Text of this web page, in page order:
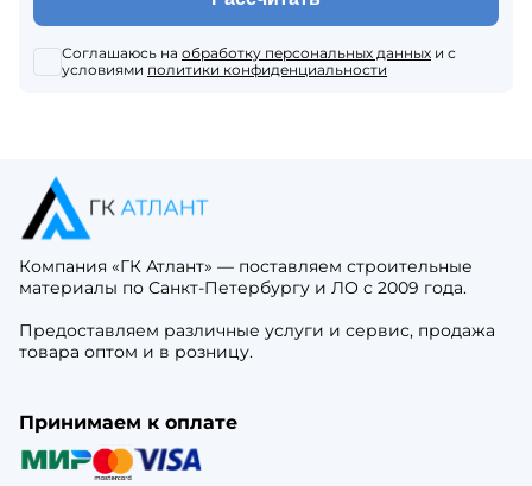
Соглашаюсь на обработку персональных данных и с
условиями политики конфиденциальности
Компания «ГК Атлант» — поставляем строительные
материалы по Санкт-Петербургу и ЛО с 2009 года.
Предоставляем различные услуги и сервис, продажа
товара оптом и в розницу.
Принимаем к оплате